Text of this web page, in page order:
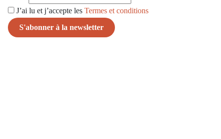
J’ai lu et j’accepte les Termes et conditions